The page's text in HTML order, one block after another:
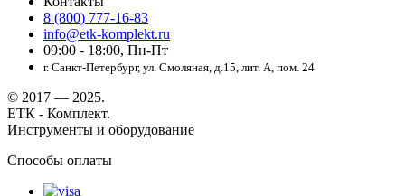
8 (800) 777-16-83
info@etk-komplekt.ru
09:00 - 18:00, Пн-Пт
г. Санкт-Петербург, ул. Смоляная, д.15, лит. А, пом. 24
© 2017 — 2025.
ЕТК - Комплект.
Инструменты и оборудование
Способы оплаты